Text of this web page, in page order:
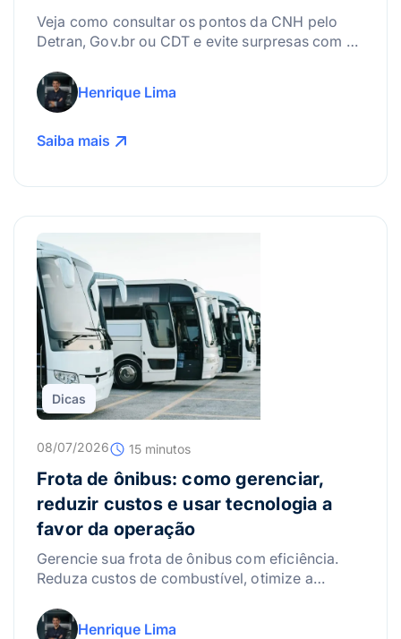
Veja como consultar os pontos da CNH pelo
Detran, Gov.br ou CDT e evite surpresas com a
Henrique Lima
Saiba mais
Dicas
08/07/2026 15 minutos
Frota de ônibus: como gerenciar,
reduzir custos e usar tecnologia a
favor da operação
Gerencie sua frota de ônibus com eficiência.
Reduza custos de combustível, otimize a
mais!
Henrique Lima